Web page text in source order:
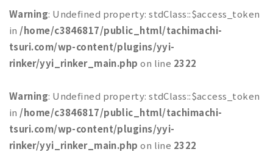
Warning: Undefined property: stdClass::$access_token
in /home/c3846817/public_html/tachimachi-
tsuri.com/wp-content/plugins/yyi-
rinker/yyi_rinker_main.php on line 2322
Warning: Undefined property: stdClass::$access_token
in /home/c3846817/public_html/tachimachi-
tsuri.com/wp-content/plugins/yyi-
rinker/yyi_rinker_main.php on line 2322